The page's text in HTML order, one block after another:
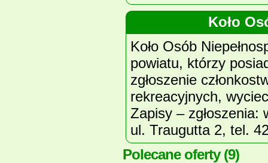
Koło
Koło Osób
powiatu, którzy
zgłoszenie
rekreacyjnych,
Zapisy – zgłoszenia:
ul. Traugutta 2, tel.
Polecane oferty(9)